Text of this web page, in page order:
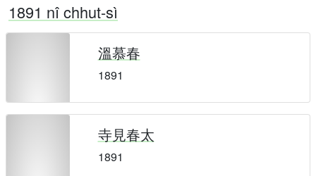
1891 nî chhut-sì
溫慕春
1891
寺見春太
1891